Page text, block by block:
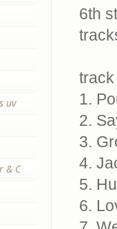
6th
track
1.
2.
3.
4.
5.
6.
uv
& C